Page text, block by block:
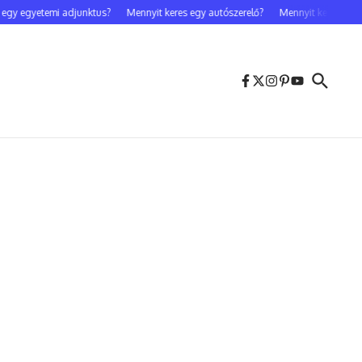
adjunktus? Mennyit keres egy autószerelő? Mennyit keres egy